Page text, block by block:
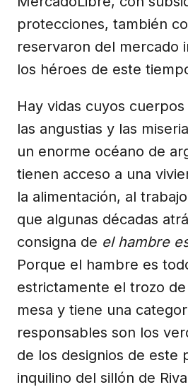
protecciones, también
reservaron del mercado
los héroes de este
Hay vidas cuyos
las angustias y las
un enorme océano de
tienen acceso a una
la alimentación, al
que algunas décadas
consigna de el hambre
Porque el hambre es
estrictamente el trozo
mesa y tiene una
responsables son los
de los designios de este
inquilino del sillón de